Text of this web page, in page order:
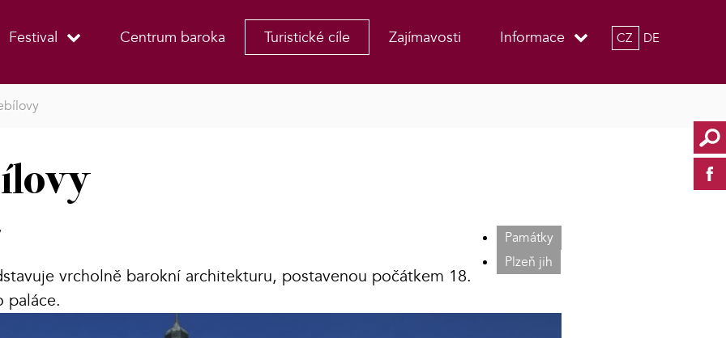
Festival Centrum baroka Turistické cíle Zajímavosti Informace CZ DE
Památky
Plzeň jih
vrcholně barokní architekturu, postavenou počátkem 18.
paláce.